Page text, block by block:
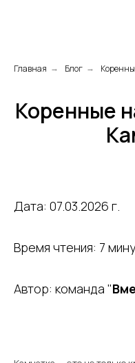
Главная → Блог →
Коренные
Дата: 07.03.2026 г.
Время чтения: 7
Автор: команда "